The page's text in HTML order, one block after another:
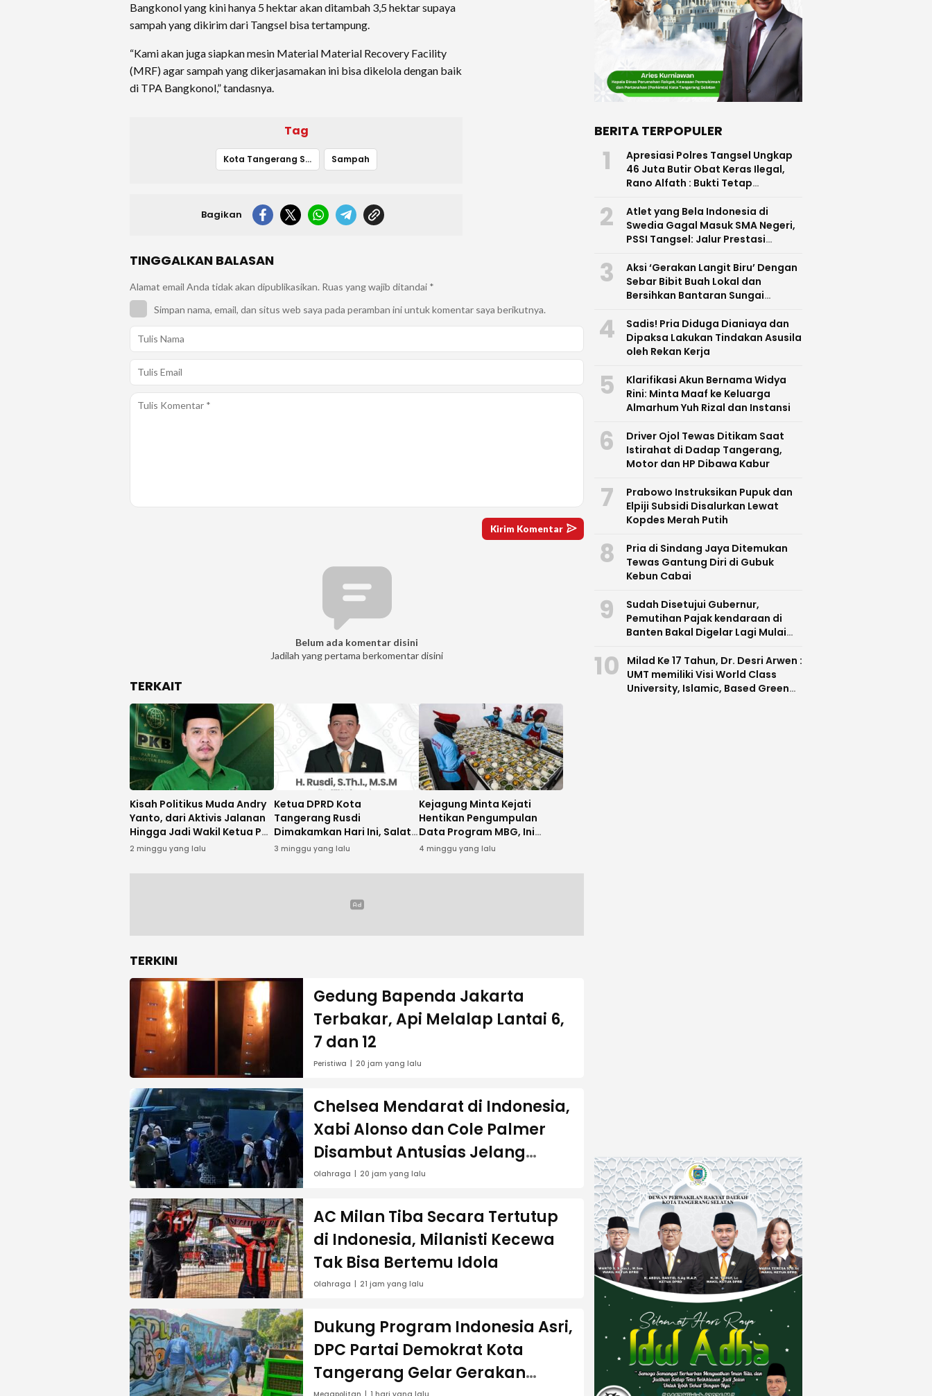
Bangkonol yang kini hanya 5 hektar akan ditambah 3,5 hektar supaya
sampah yang dikirim dari Tangsel bisa tertampung.
“Kami akan juga siapkan mesin Material Material Recovery Facility
(MRF) agar sampah yang dikerjasamakan ini bisa dikelola dengan baik
di TPA Bangkonol,” tandasnya.
Tag
Kota Tangerang Selatan Sampah
Bagikan
TINGGALKAN BALASAN
Alamat email Anda tidak akan dipublikasikan. Ruas yang wajib ditandai *
Simpan nama, email, dan situs web saya pada peramban ini untuk komentar saya berikutnya.
Belum ada komentar disini
Jadilah yang pertama berkomentar disini
TERKAIT
Kisah Politikus Muda Andry
Yanto, dari Aktivis Jalanan
Hingga Jadi Wakil Ketua PKB
Kota Tangerang
2 minggu yang lalu
Ketua DPRD Kota
Tangerang Rusdi
Dimakamkan Hari Ini, Salat
Jenazah Digelar di Masjid
3 minggu yang lalu
Kejagung Minta Kejati
Hentikan Pengumpulan
Data Program MBG, Ini
Alasannya
4 minggu yang lalu
TERKINI
Gedung Bapenda Jakarta
Terbakar, Api Melalap Lantai 6,
7 dan 12
Peristiwa 20 jam yang lalu
Chelsea Mendarat di Indonesia,
Xabi Alonso dan Cole Palmer
Disambut Antusias Jelang
Lawan AC Milan
Olahraga 20 jam yang lalu
AC Milan Tiba Secara Tertutup
di Indonesia, Milanisti Kecewa
Tak Bisa Bertemu Idola
Olahraga 21 jam yang lalu
Dukung Program Indonesia Asri,
DPC Partai Demokrat Kota
Tangerang Gelar Gerakan
BERITA TERPOPULER
1
Apresiasi Polres Tangsel Ungkap
46 Juta Butir Obat Keras Ilegal,
Rano Alfath : Bukti Tetap
2
Atlet yang Bela Indonesia di
Swedia Gagal Masuk SMA Negeri,
PSSI Tangsel: Jalur Prestasi
3
Aksi ‘Gerakan Langit Biru’ Dengan
Sebar Bibit Buah Lokal dan
Bersihkan Bantaran Sungai
4
Sadis! Pria Diduga Dianiaya dan
Dipaksa Lakukan Tindakan Asusila
oleh Rekan Kerja
5
Klarifikasi Akun Bernama Widya
Rini: Minta Maaf ke Keluarga
Almarhum Yuh Rizal dan Instansi
6
Driver Ojol Tewas Ditikam Saat
Istirahat di Dadap Tangerang,
Motor dan HP Dibawa Kabur
7
Prabowo Instruksikan Pupuk dan
Elpiji Subsidi Disalurkan Lewat
Kopdes Merah Putih
8
Pria di Sindang Jaya Ditemukan
Tewas Gantung Diri di Gubuk
Kebun Cabai
9
Sudah Disetujui Gubernur,
Pemutihan Pajak kendaraan di
Banten Bakal Digelar Lagi Mulai
10
Milad Ke 17 Tahun, Dr. Desri Arwen :
UMT memiliki Visi World Class
University, Islamic, Based Green